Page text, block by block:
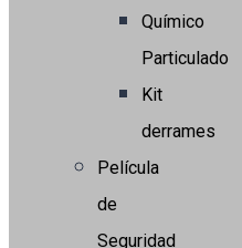
Químico
Particulado
Kit
derrames
Película
de
Seguridad